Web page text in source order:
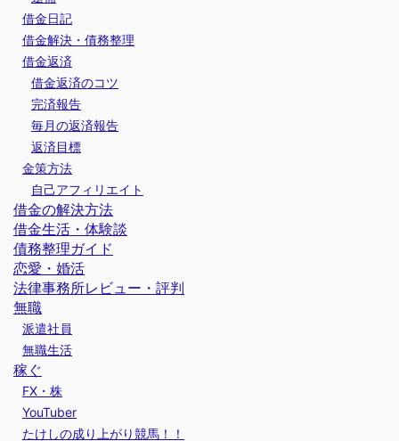
借金日記
借金解決・債務整理
借金返済
借金返済のコツ
完済報告
毎月の返済報告
返済目標
金策方法
自己アフィリエイト
借金の解決方法
借金生活・体験談
債務整理ガイド
恋愛・婚活
法律事務所レビュー・評判
無職
派遣社員
無職生活
稼ぐ
FX・株
YouTuber
たけしの成り上がり競馬！！